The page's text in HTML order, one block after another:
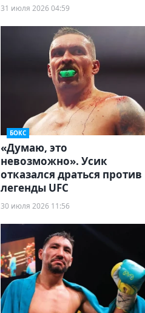
31 июля 2026 04:59
БОКС
«Думаю, это
невозможно». Усик
отказался драться против
легенды UFC
30 июля 2026 11:56